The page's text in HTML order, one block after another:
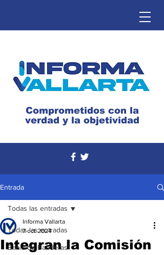
Comprometidos con la
verdad y la objetividad
Entrada
Todas las entradas
Bahía de Banderas
Todas las entradas
Integran la Comisión
Informa Vallarta
7 oct 2024